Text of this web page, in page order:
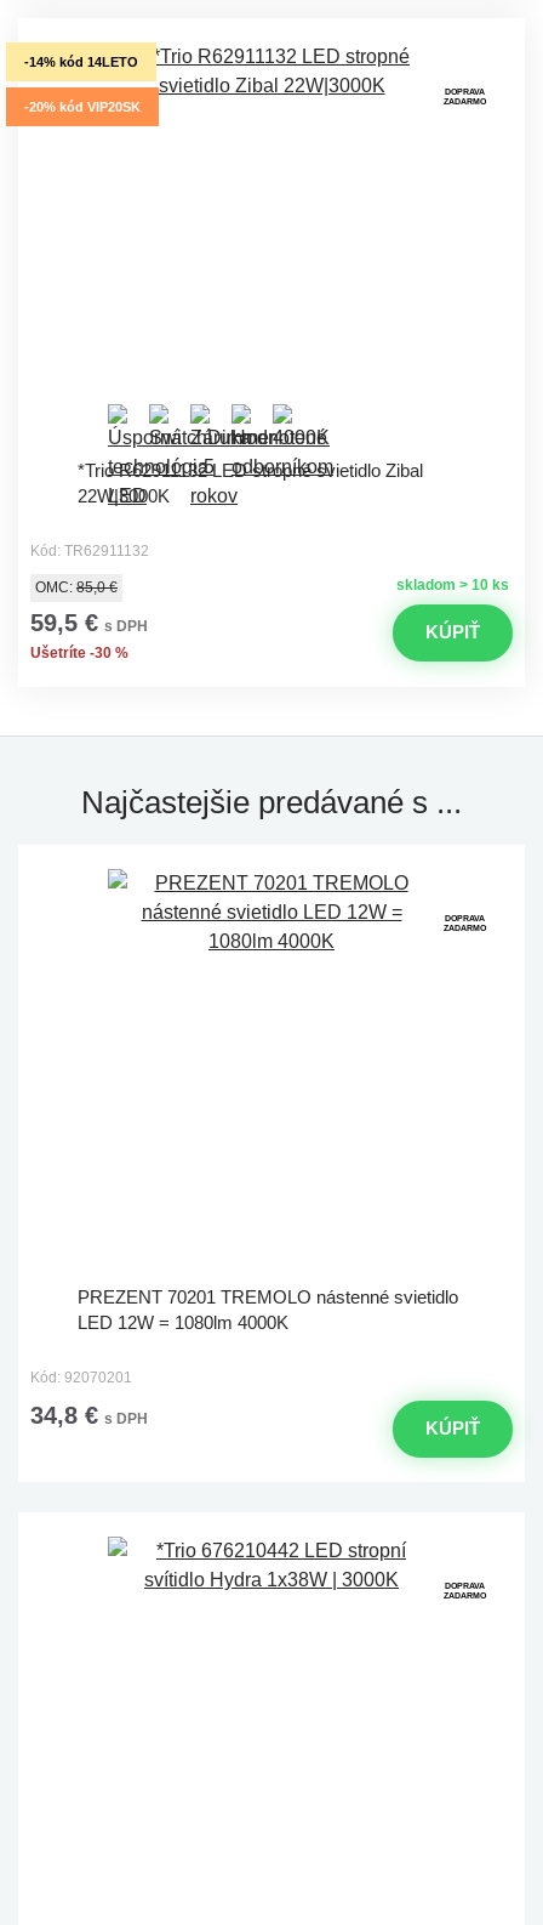
-14% kód 14LETO
-20% kód VIP20SK
DOPRAVA
ZADARMO
*Trio R62911132 LED stropné svietidlo Zibal
22W|3000K
Kód: TR62911132
skladom > 10 ks
OMC: 85,0 €
59,5 € s DPH
Ušetríte -30 %
KÚPIŤ
Najčastejšie predávané s ...
DOPRAVA
ZADARMO
PREZENT 70201 TREMOLO nástenné svietidlo
LED 12W = 1080lm 4000K
Kód: 92070201
34,8 € s DPH KÚPIŤ
DOPRAVA
ZADARMO